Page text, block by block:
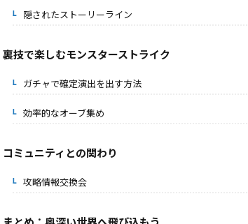
2-2.隠されたストーリーライン
3.
裏技で楽しむモンスターストライク
3-1.ガチャで確定演出を出す方法
3-2.効率的なオーブ集め
コミュニティとの関わり
4-1.攻略情報交換会